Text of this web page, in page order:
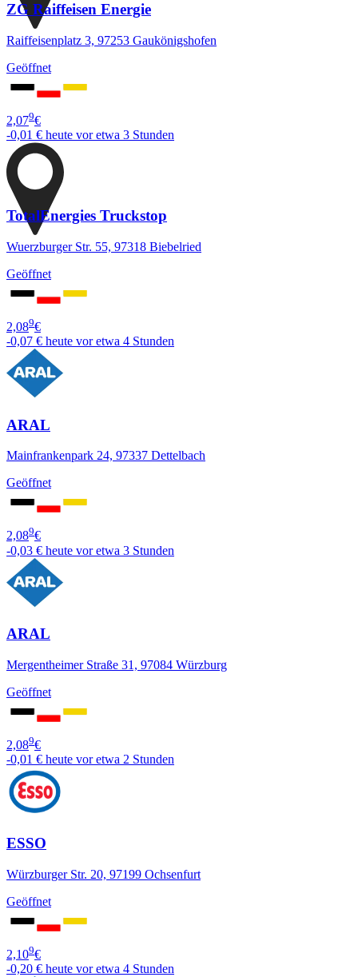
ZG Raiffeisen Energie
Raiffeisenplatz 3, 97253 Gaukönigshofen
Geöffnet
2,079€
-0,01 € heute vor etwa 3 Stunden
TotalEnergies Truckstop
Wuerzburger Str. 55, 97318 Biebelried
Geöffnet
2,089€
-0,07 € heute vor etwa 4 Stunden
ARAL
Mainfrankenpark 24, 97337 Dettelbach
Geöffnet
2,089€
-0,03 € heute vor etwa 3 Stunden
ARAL
Mergentheimer Straße 31, 97084 Würzburg
Geöffnet
2,089€
-0,01 € heute vor etwa 2 Stunden
ESSO
Würzburger Str. 20, 97199 Ochsenfurt
Geöffnet
2,109€
-0,20 € heute vor etwa 4 Stunden